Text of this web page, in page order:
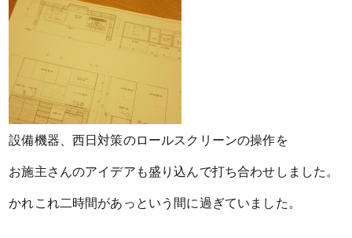
設備機器、西日対策のロールスクリーンの操作を
お施主さんのアイデアも盛り込んで打ち合わせしました。
かれこれ二時間があっという間に過ぎていました。